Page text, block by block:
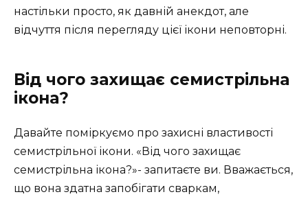
настільки просто, як давній анекдот, але
відчуття після перегляду цієї ікони неповторні.
Від чого захищає семистрільна
ікона?
Давайте поміркуємо про захисні властивості
семистрільної ікони. «Від чого захищає
семистрільна ікона?»- запитаєте ви. Вважається,
що вона здатна запобігати сваркам,